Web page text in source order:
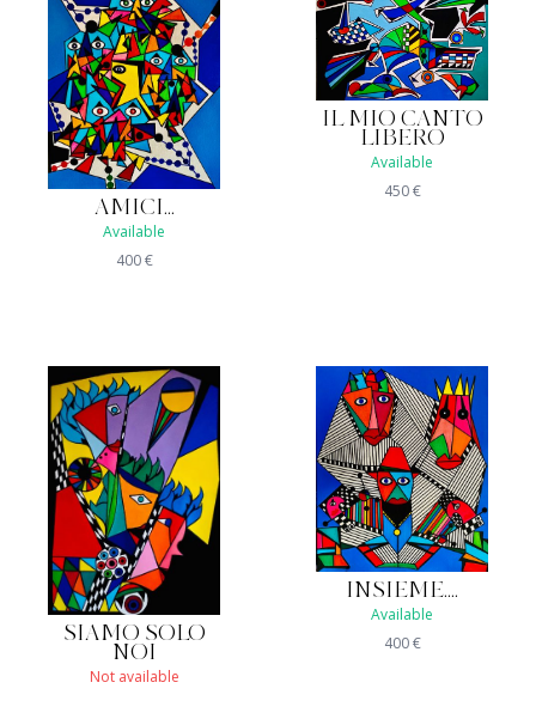
AMICI...
Available
400€
IL MIO CANTO
LIBERO
Available
450€
SIAMO SOLO
NOI
Not available
INSIEME....
Available
400€